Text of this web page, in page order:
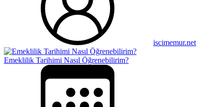
iscimemur.net
Emeklilik Tarihimi Nasıl Öğrenebilirim?